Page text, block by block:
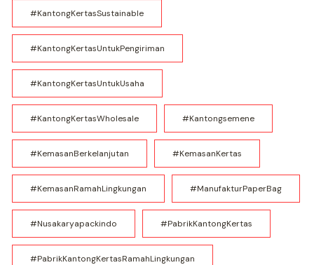
#KantongKertasSustainable
#KantongKertasUntukPengiriman
#KantongKertasUntukUsaha
#KantongKertasWholesale #kantongsemene
#KemasanBerkelanjutan #KemasanKertas
#KemasanRamahLingkungan #ManufakturPaperBag
#nusakaryapackindo #PabrikKantongKertas
#PabrikKantongKertasRamahLingkungan